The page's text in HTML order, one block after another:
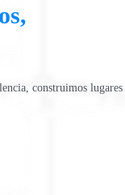
construimos lugares